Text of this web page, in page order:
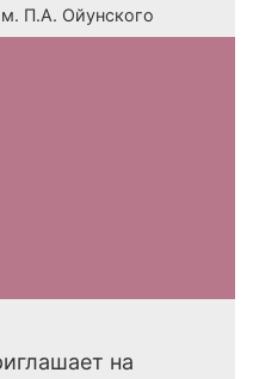
П.А. Ойунского
на